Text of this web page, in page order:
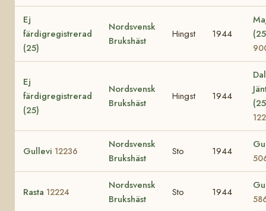
Ej
färdigregistrerad
(25)
Nordsvensk
Brukshäst
Hingst 1944
Ej
färdigregistrerad
(25)
Nordsvensk
Brukshäst
Hingst 1944
Gullevi 12236
Nordsvensk
Brukshäst
Sto 1944
Rasta 12224
Nordsvensk
Brukshäst
Sto 1944